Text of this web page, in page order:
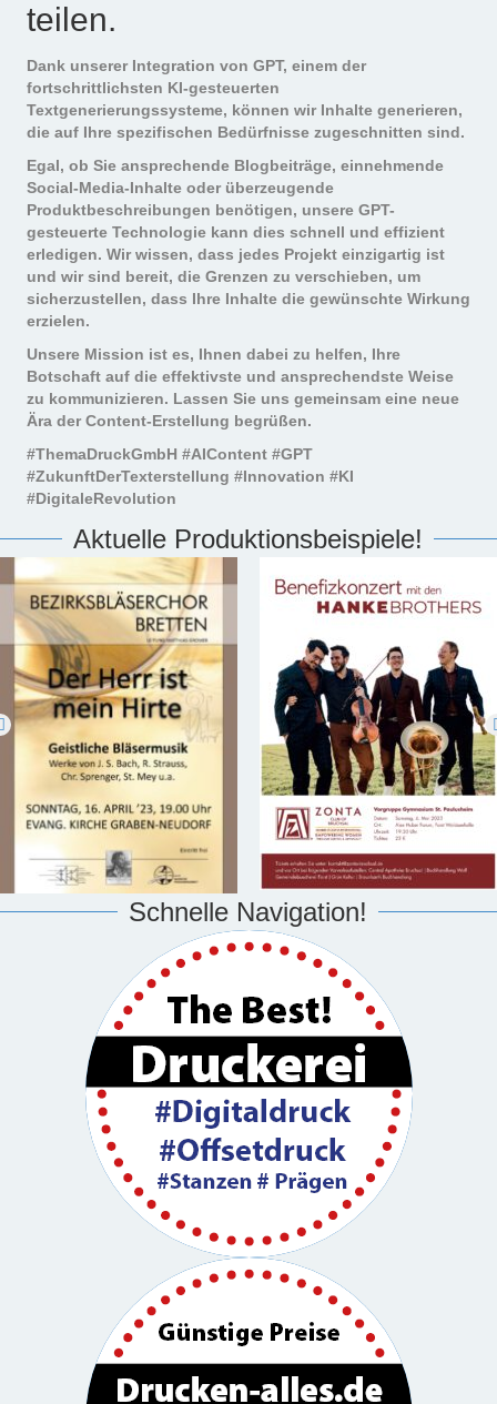
teilen.
Dank unserer Integration von GPT, einem der
fortschrittlichsten KI-gesteuerten
Textgenerierungssysteme, können wir Inhalte generieren,
die auf Ihre spezifischen Bedürfnisse zugeschnitten sind.
Egal, ob Sie ansprechende Blogbeiträge, einnehmende
Social-Media-Inhalte oder überzeugende
Produktbeschreibungen benötigen, unsere GPT-
gesteuerte Technologie kann dies schnell und effizient
erledigen. Wir wissen, dass jedes Projekt einzigartig ist
und wir sind bereit, die Grenzen zu verschieben, um
sicherzustellen, dass Ihre Inhalte die gewünschte Wirkung
erzielen.
Unsere Mission ist es, Ihnen dabei zu helfen, Ihre
Botschaft auf die effektivste und ansprechendste Weise
zu kommunizieren. Lassen Sie uns gemeinsam eine neue
Ära der Content-Erstellung begrüßen.
#ThemaDruckGmbH #AIContent #GPT
#ZukunftDerTexterstellung #Innovation #KI
#DigitaleRevolution
Aktuelle Produktionsbeispiele!
Schnelle Navigation!